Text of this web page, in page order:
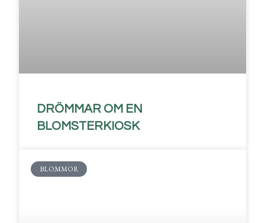
DRÖMMAR OM EN
BLOMSTERKIOSK
BLOMMOR